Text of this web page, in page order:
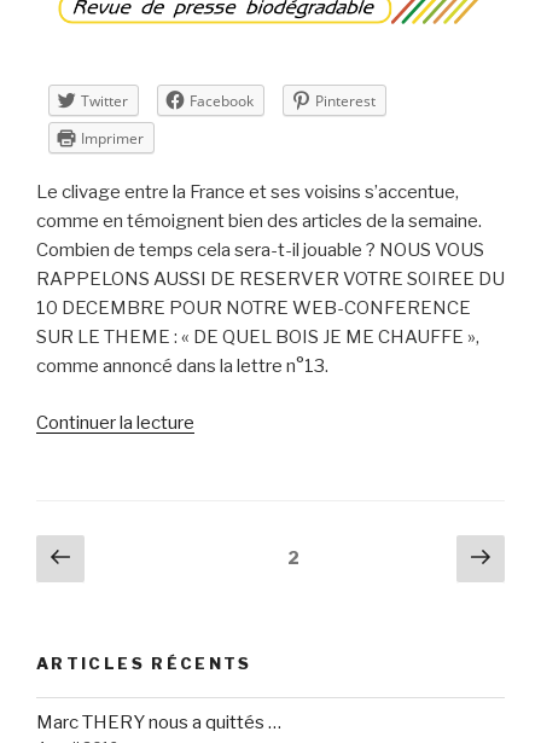
Twitter Facebook
Pinterest
Imprimer
Le clivage entre la France et ses voisins s’accentue,
comme en témoignent bien des articles de la semaine.
Combien de temps cela sera-t-il jouable ? NOUS VOUS
RAPPELONS AUSSI DE RESERVER VOTRE SOIREE DU
10 DECEMBRE POUR NOTRE WEB-CONFERENCE
SUR LE THEME : « DE QUEL BOIS JE ME CHAUFFE »,
comme annoncé dans la lettre n°13.
Continuer la lecture
semaine
Navigation
des
Page
précédente
2
ARTICLES RÉCENTS
Marc THERY nous a quittés …